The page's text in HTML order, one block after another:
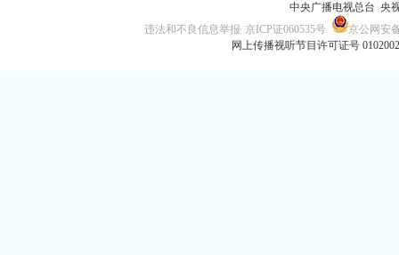
中央广播电视总台 央
违法和不良信息举报 京ICP证060535号
京公网安
网上传播视听节目许可证号